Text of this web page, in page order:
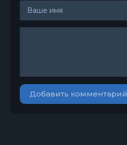
Добавить комментарий